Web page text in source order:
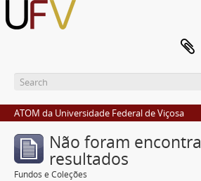
ATOM da Universidade Federal de Viçosa
Não foram
resultados
Fundos e Coleções